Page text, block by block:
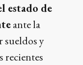
estado de
ante la
sueldos y
recientes